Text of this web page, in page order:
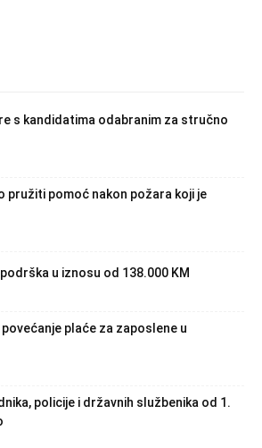
s kandidatima odabranim za stručno
pružiti pomoć nakon požara koji je
u iznosu od 138.000 KM
plaće za zaposlene u
policije i državnih službenika od 1.